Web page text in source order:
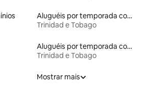
Aluguéis por temporada com banheira de hidromassagem
Trinidad e Tobago
Aluguéis por temporada com suítes privativas
Trinidad e Tobago
Mostrar mais